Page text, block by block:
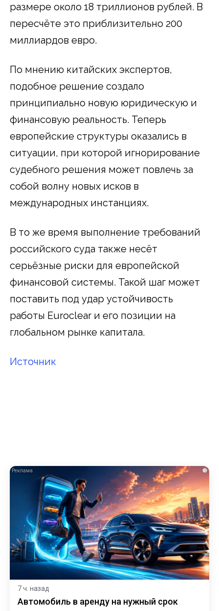
размере около 18 триллионов рублей. В
пересчёте это приблизительно 200
миллиардов евро.
По мнению китайских экспертов,
подобное решение создало
принципиально новую юридическую и
финансовую реальность. Теперь
европейские структуры оказались в
ситуации, при которой игнорирование
судебного решения может повлечь за
собой волну новых исков в
международных инстанциях.
В то же время выполнение требований
российского суда также несёт
серьёзные риски для европейской
финансовой системы. Такой шаг может
поставить под удар устойчивость
работы Euroclear и его позиции на
глобальном рынке капитала.
Источник
i
7 ч. назад
Автомобиль в аренду на нужный срок